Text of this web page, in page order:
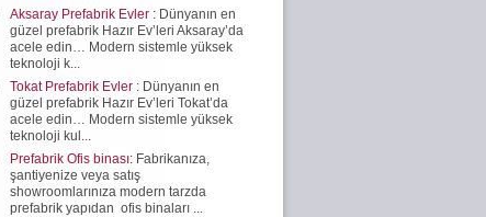
Aksaray Prefabrik Evler : Dünyanın en
güzel prefabrik Hazır Ev’leri Aksaray’da
acele edin… Modern sistemle yüksek
teknoloji k...
Tokat Prefabrik Evler : Dünyanın en
güzel prefabrik Hazır Ev’leri Tokat’da
acele edin… Modern sistemle yüksek
teknoloji kul...
Prefabrik Ofis binası: Fabrikanıza,
şantiyenize veya satış
showroomlarınıza modern tarzda
prefabrik yapıdan ofis binaları ...